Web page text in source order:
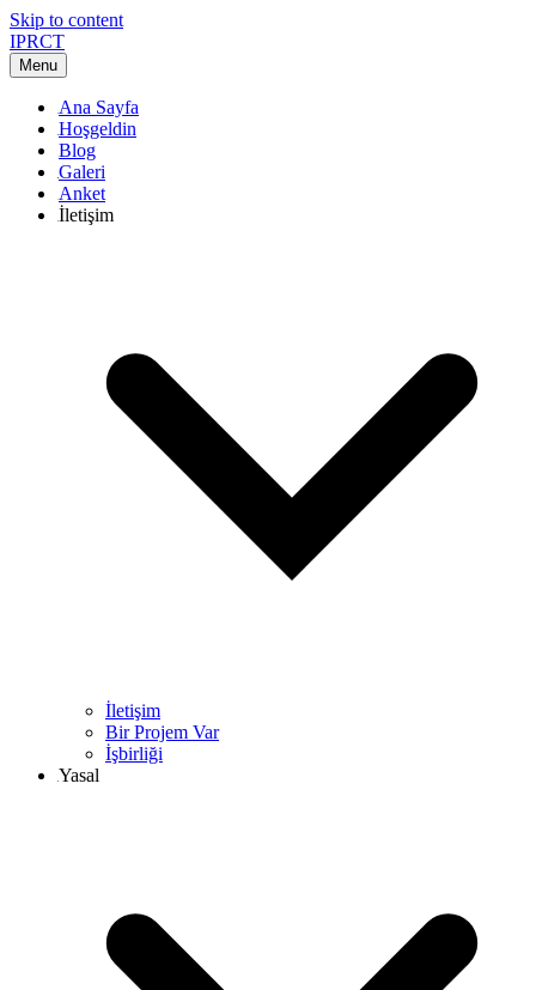
Skip to content
IPRCT
Menu
Ana Sayfa
Hoşgeldin
Blog
Galeri
Anket
İletişim
İletişim
Bir Projem Var
İşbirliği
Yasal